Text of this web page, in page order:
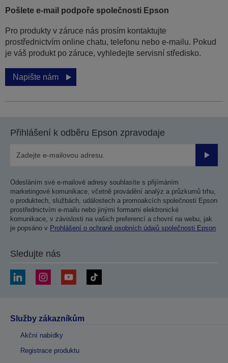
Pošlete e-mail podpoře společnosti Epson
Pro produkty v záruce nás prosím kontaktujte
prostřednictvím online chatu, telefonu nebo e-mailu. Pokud
je váš produkt po záruce, vyhledejte servisní středisko.
Napište nám
Přihlášení k odběru Epson zpravodaje
Odesláním své e-mailové adresy souhlasíte s přijímáním
marketingové komunikace, včetně provádění analýz a průzkumů trhu,
o produktech, službách, událostech a promoakcích společnosti Epson
prostřednictvím e-mailu nebo jinými formami elektronické
komunikace, v závislosti na vašich preferencí a chovní na webu, jak
je popsáno v Prohlášení o ochraně osobních údajů společnosti Epson
Sledujte nás
Služby zákazníkům
Akční nabídky
Registrace produktu